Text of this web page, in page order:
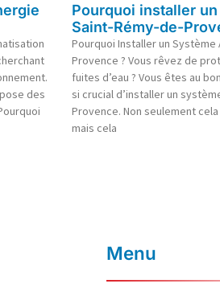
des
Pourquoi installer
Saint-Rémy-de-
Pourquoi Installer un Système
Provence ? Vous rêvez de
fuites d’eau ? Vous êtes au
si crucial d’installer un
Provence. Non seulement
mais cela
Menu